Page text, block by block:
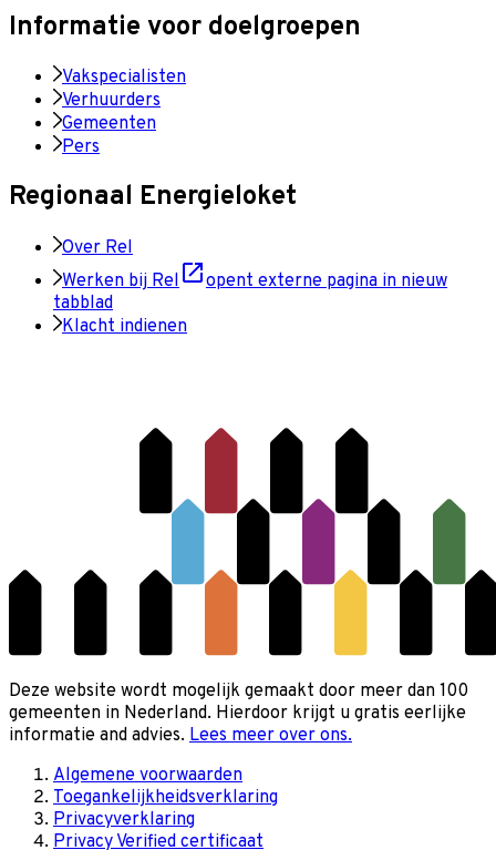
Informatie voor doelgroepen
Vakspecialisten
Verhuurders
Gemeenten
Pers
Regionaal Energieloket
Over Rel
Werken bij Rel
opent externe pagina in nieuw
tabblad
Klacht indienen
Deze website wordt mogelijk gemaakt door meer dan 100
gemeenten in Nederland. Hierdoor krijgt u gratis eerlijke
informatie and advies. Lees meer over ons.
Algemene voorwaarden
Toegankelijkheidsverklaring
Privacyverklaring
Privacy Verified certificaat